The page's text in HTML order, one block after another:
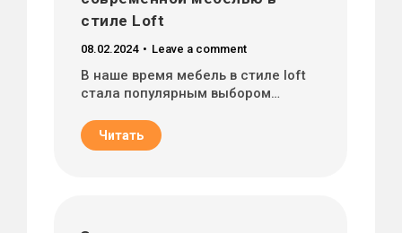
стиле Loft
08.02.2024 Leave a comment
В наше время мебель в стиле loft
стала популярным выбором…
Читать